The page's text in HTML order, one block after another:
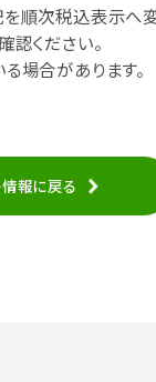
順次税込表示へ
ください。
場合があります。
情報に戻る